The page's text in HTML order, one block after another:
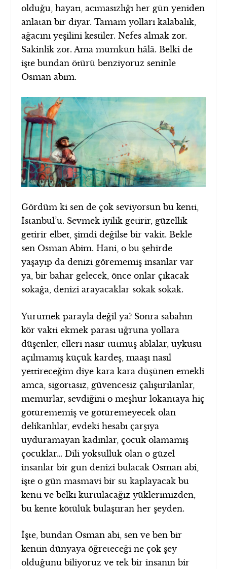
olduğu, hayatı, acımasızlığı her gün yeniden
anlatan bir diyar. Tamam yolları kalabalık,
ağacını yeşilini kestiler. Nefes almak zor.
Sakinlik zor. Ama mümkün hâlâ. Belki de
işte bundan ötürü benziyoruz seninle
Osman abim.
Gördüm ki sen de çok seviyorsun bu kenti,
İstanbul’u. Sevmek iyilik getirir, güzellik
getirir elbet, şimdi değilse bir vakit. Bekle
sen Osman Abim. Hani, o bu şehirde
yaşayıp da denizi görememiş insanlar var
ya, bir bahar gelecek, önce onlar çıkacak
sokağa, denizi arayacaklar sokak sokak.
Yürümek parayla değil ya? Sonra sabahın
kör vakti ekmek parası uğruna yollara
düşenler, elleri nasır tutmuş ablalar, uykusu
açılmamış küçük kardeş, maaşı nasıl
yettireceğim diye kara kara düşünen emekli
amca, sigortasız, güvencesiz çalıştırılanlar,
memurlar, sevdiğini o meşhur lokantaya hiç
götürememiş ve götüremeyecek olan
delikanlılar, evdeki hesabı çarşıya
uyduramayan kadınlar, çocuk olamamış
çocuklar… Dili yoksulluk olan o güzel
insanlar bir gün denizi bulacak Osman abi,
işte o gün masmavi bir su kaplayacak bu
kenti ve belki kurtulacağız yüklerimizden,
bu kente kötülük bulaştıran her şeyden.
İşte, bundan Osman abi, sen ve ben bir
kentin dünyaya öğreteceği ne çok şey
olduğunu biliyoruz ve tek bir insanın bir